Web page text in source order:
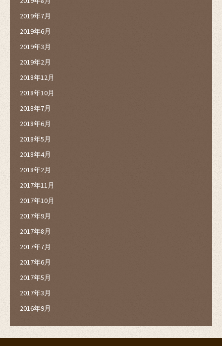
2019年7月
2019年6月
2019年3月
2019年2月
2018年12月
2018年10月
2018年7月
2018年6月
2018年5月
2018年4月
2018年2月
2017年11月
2017年10月
2017年9月
2017年8月
2017年7月
2017年6月
2017年5月
2017年3月
2016年9月